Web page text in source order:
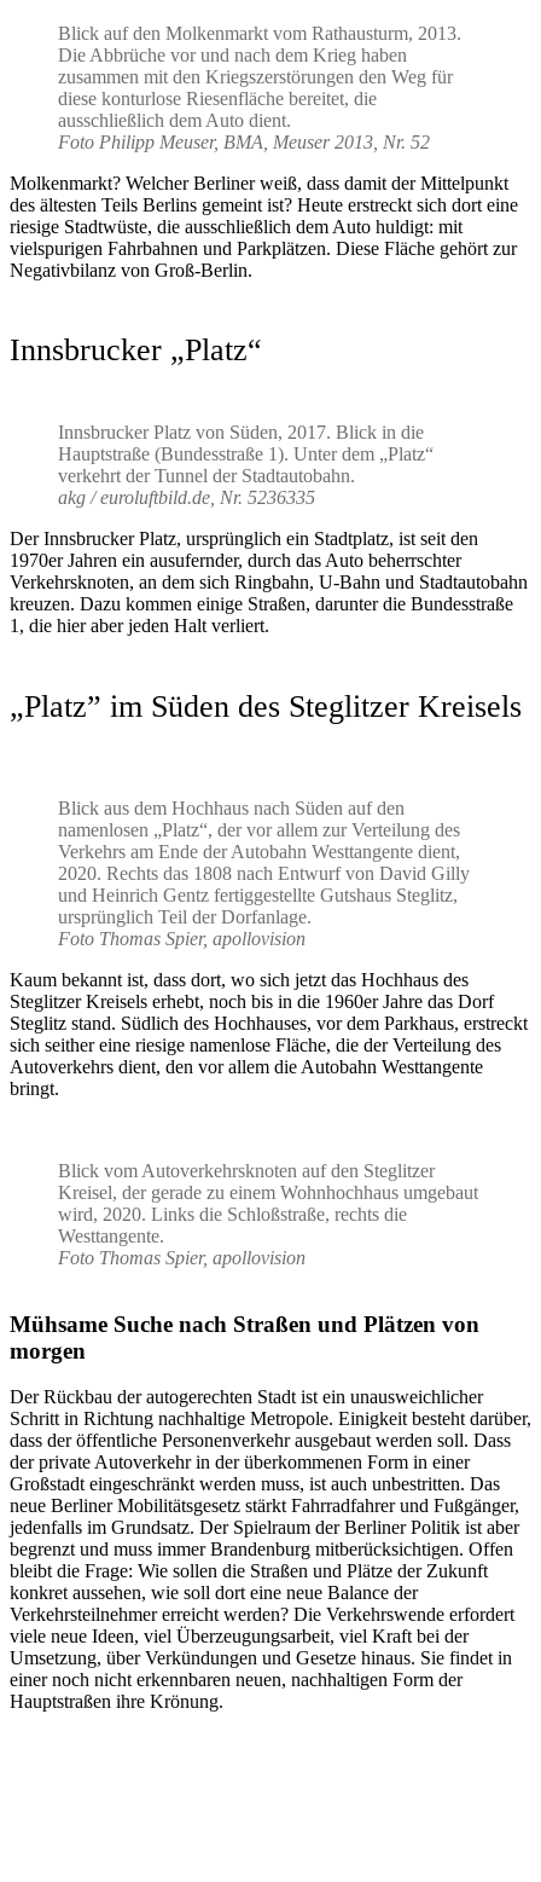
Blick auf den Molkenmarkt vom Rathausturm, 2013.
Die Abbrüche vor und nach dem Krieg haben
zusammen mit den Kriegszerstörungen den Weg für
diese konturlose Riesenfläche bereitet, die
ausschließlich dem Auto dient.
Foto Philipp Meuser, BMA, Meuser 2013, Nr. 52
Molkenmarkt? Welcher Berliner weiß, dass damit der Mittelpunkt
des ältesten Teils Berlins gemeint ist? Heute erstreckt sich dort eine
riesige Stadtwüste, die ausschließlich dem Auto huldigt: mit
vielspurigen Fahrbahnen und Parkplätzen. Diese Fläche gehört zur
Negativbilanz von Groß-Berlin.
Innsbrucker „Platz“
Innsbrucker Platz von Süden, 2017. Blick in die
Hauptstraße (Bundesstraße 1). Unter dem „Platz“
verkehrt der Tunnel der Stadtautobahn.
akg / euroluftbild.de, Nr. 5236335
Der Innsbrucker Platz, ursprünglich ein Stadtplatz, ist seit den
1970er Jahren ein ausufernder, durch das Auto beherrschter
Verkehrsknoten, an dem sich Ringbahn, U-Bahn und Stadtautobahn
kreuzen. Dazu kommen einige Straßen, darunter die Bundesstraße
1, die hier aber jeden Halt verliert.
„Platz” im Süden des Steglitzer Kreisels
Blick aus dem Hochhaus nach Süden auf den
namenlosen „Platz“, der vor allem zur Verteilung des
Verkehrs am Ende der Autobahn Westtangente dient,
2020. Rechts das 1808 nach Entwurf von David Gilly
und Heinrich Gentz fertiggestellte Gutshaus Steglitz,
ursprünglich Teil der Dorfanlage.
Foto Thomas Spier, apollovision
Kaum bekannt ist, dass dort, wo sich jetzt das Hochhaus des
Steglitzer Kreisels erhebt, noch bis in die 1960er Jahre das Dorf
Steglitz stand. Südlich des Hochhauses, vor dem Parkhaus, erstreckt
sich seither eine riesige namenlose Fläche, die der Verteilung des
Autoverkehrs dient, den vor allem die Autobahn Westtangente
bringt.
Blick vom Autoverkehrsknoten auf den Steglitzer
Kreisel, der gerade zu einem Wohnhochhaus umgebaut
wird, 2020. Links die Schloßstraße, rechts die
Westtangente.
Foto Thomas Spier, apollovision
Mühsame Suche nach Straßen und Plätzen von
morgen
Der Rückbau der autogerechten Stadt ist ein unausweichlicher
Schritt in Richtung nachhaltige Metropole. Einigkeit besteht darüber,
dass der öffentliche Personenverkehr ausgebaut werden soll. Dass
der private Autoverkehr in der überkommenen Form in einer
Großstadt eingeschränkt werden muss, ist auch unbestritten. Das
neue Berliner Mobilitätsgesetz stärkt Fahrradfahrer und Fußgänger,
jedenfalls im Grundsatz. Der Spielraum der Berliner Politik ist aber
begrenzt und muss immer Brandenburg mitberücksichtigen. Offen
bleibt die Frage: Wie sollen die Straßen und Plätze der Zukunft
konkret aussehen, wie soll dort eine neue Balance der
Verkehrsteilnehmer erreicht werden? Die Verkehrswende erfordert
viele neue Ideen, viel Überzeugungsarbeit, viel Kraft bei der
Umsetzung, über Verkündungen und Gesetze hinaus. Sie findet in
einer noch nicht erkennbaren neuen, nachhaltigen Form der
Hauptstraßen ihre Krönung.